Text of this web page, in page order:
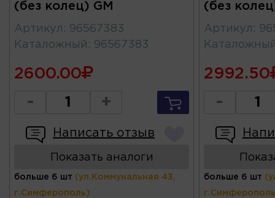
(без колец) GM
Артикул : 96567383
Каталожный : 96567383
2600.00
- +
Написать отзыв
Показать аналоги
больше 6 шт (ул.Коммунальная 43,
г.Симферополь)
(без
Артикул :
2992.50
-
больше 6 шт